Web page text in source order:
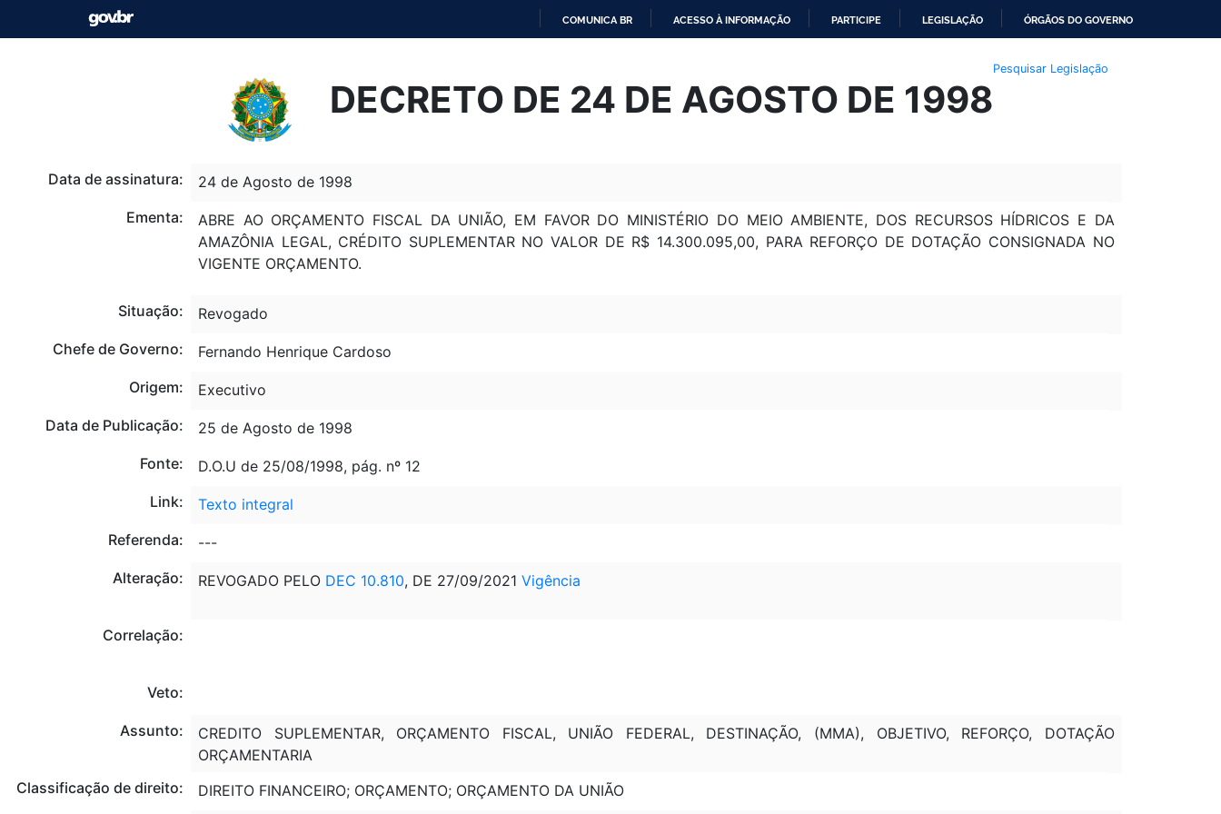
CONTEÚDO
COMUNICA BR ACESSO À INFORMAÇÃO PARTICIPE LEGISLAÇÃO ÓRGÃOS DO GOVERNO
Pesquisar Legislação
DECRETO DE 24 DE AGOSTO DE 1998
Data de assinatura:
24 de Agosto de 1998
Ementa:
ABRE AO ORÇAMENTO FISCAL DA UNIÃO, EM FAVOR DO MINISTÉRIO DO MEIO AMBIENTE, DOS RECURSOS HÍDRICOS E DA
AMAZÔNIA LEGAL, CRÉDITO SUPLEMENTAR NO VALOR DE R$ 14.300.095,00, PARA REFORÇO DE DOTAÇÃO CONSIGNADA NO
VIGENTE ORÇAMENTO.
Situação:
Revogado
Chefe de Governo:
Fernando Henrique Cardoso
Origem:
Executivo
Data de Publicação:
25 de Agosto de 1998
Fonte:
D.O.U de 25/08/1998, pág. nº 12
Link:
Texto integral
Referenda:
---
Alteração:
REVOGADO PELO DEC 10.810, DE 27/09/2021 Vigência
Correlação:
Veto:
Assunto:
CREDITO SUPLEMENTAR, ORÇAMENTO FISCAL, UNIÃO FEDERAL, DESTINAÇÃO, (MMA), OBJETIVO, REFORÇO, DOTAÇÃO
ORÇAMENTARIA
Classificação de direito:
DIREITO FINANCEIRO; ORÇAMENTO; ORÇAMENTO DA UNIÃO